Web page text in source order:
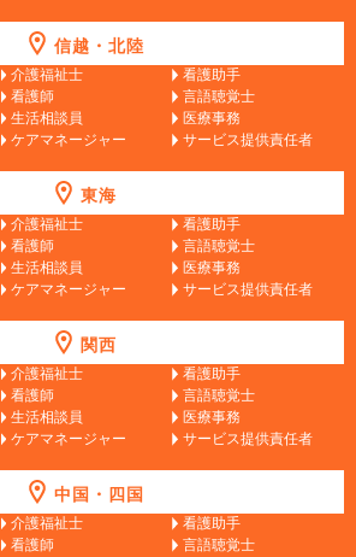
信越・北陸
介護福祉士
看護助手
看護師
言語聴覚士
生活相談員
医療事務
ケアマネージャー サービス提供責任者
東海
介護福祉士
看護助手
看護師
言語聴覚士
生活相談員
医療事務
ケアマネージャー サービス提供責任者
関西
介護福祉士
看護助手
看護師
言語聴覚士
生活相談員
医療事務
ケアマネージャー サービス提供責任者
中国・四国
介護福祉士
看護助手
看護師
言語聴覚士